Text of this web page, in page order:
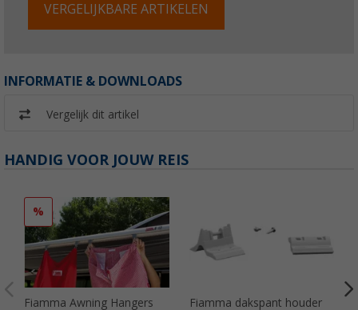
VERGELIJKBARE ARTIKELEN
INFORMATIE & DOWNLOADS
Vergelijk dit artikel
HANDIG VOOR JOUW REIS
%
Fiamma Awning Hangers
Fiamma dakspant houder